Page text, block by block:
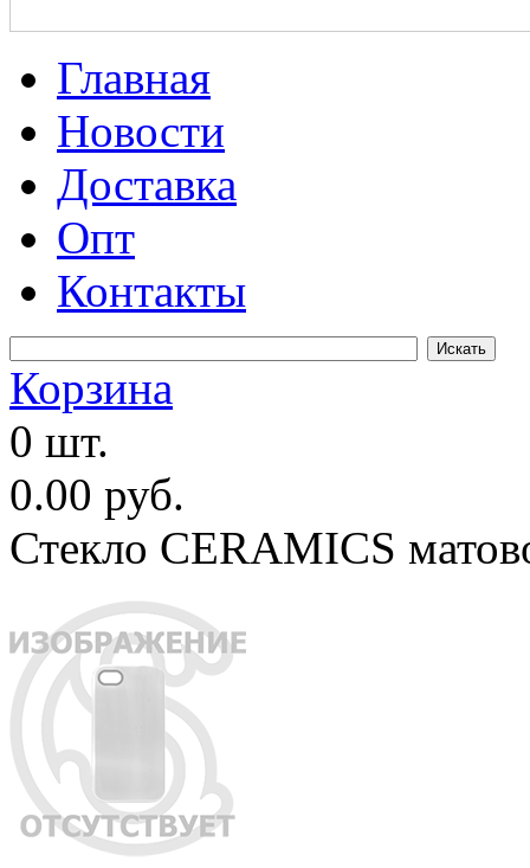
Главная
Новости
Доставка
Опт
Контакты
Корзина
0 шт.
0.00 руб.
Стекло CERAMICS